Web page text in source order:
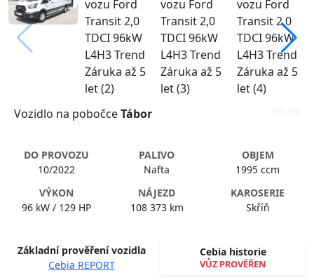
Vozidlo na pobočceTábor
DO PROVOZU
10/2022
PALIVO
Nafta
OBJEM
1995 ccm
VÝKON
96 kW / 129 HP
NÁJEZD
108 373 km
KAROSERIE
Skříň
Základní prověření vozidla
Cebia REPORT
Cebia historie
VŮZ PROVĚŘEN
Spustit video